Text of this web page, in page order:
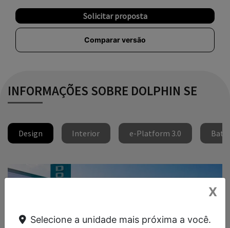
Solicitar proposta
Comparar versão
INFORMAÇÕES SOBRE DOLPHIN SE
Design Interior e-Platform 3.0
X
Selecione a unidade mais próxima a você.